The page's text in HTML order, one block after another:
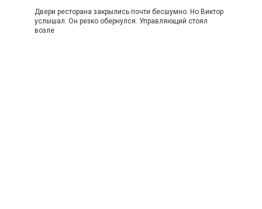
Двери ресторана закрылись почти бесшумно. Но Виктор
услышал. Он резко обернулся. Управляющий стоял
возле